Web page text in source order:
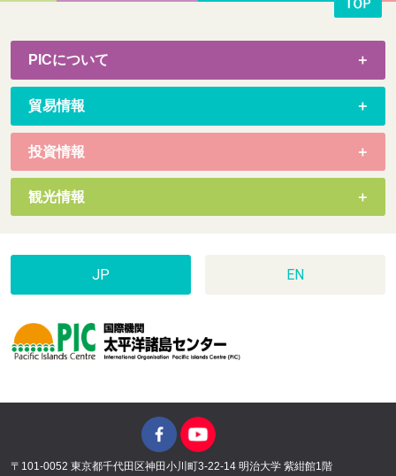
PICについて
貿易情報
投資情報
観光情報
JP EN
〒101-0052 東京都千代田区神田小川町3-22-14 明治大学 紫紺館1階